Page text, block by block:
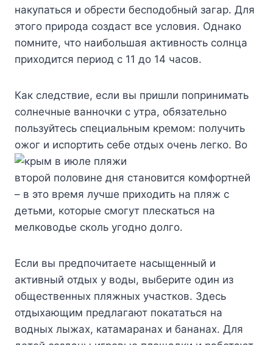
накупаться и обрести бесподобный загар. Для
этого природа создаст все условия. Однако
помните, что наибольшая активность солнца
приходится период с 11 до 14 часов.
Как следствие, если вы пришли попринимать
солнечные ванночки с утра, обязательно
пользуйтесь специальным кремом: получить
ожог и испортить себе отдых очень легко. Во
второй половине дня становится комфортней
– в это время лучше приходить на пляж с
детьми, которые смогут плескаться на
мелководье сколь угодно долго.
Если вы предпочитаете насыщенный и
активный отдых у воды, выберите один из
общественных пляжных участков. Здесь
отдыхающим предлагают покататься на
водных лыжах, катамаранах и бананах. Для